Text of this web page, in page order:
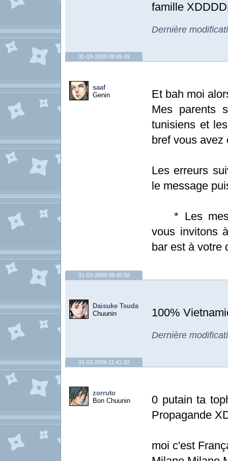
famille
Dernière
31-03-2009 08:45:49
saaf
Genin
Et bah moi
Mes parents
tunisiens et
bref vous avez
Les erreurs
le message
* Les
vous invitons
bar est à votre
31-03-2009 08:45:58
Daisuke Tsuda
Chuunin
100%
Dernière
31-03-2009 11:41:30
zorruto
Bon Chuunin
0 putain ta
Propagande
moi c'est